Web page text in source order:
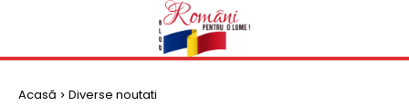
Acasă Diverse noutati